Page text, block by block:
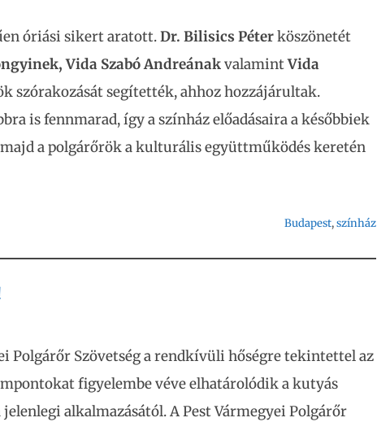
óriási sikert aratott.Dr. Bilisics Péterköszönetét
Vida Szabó AndreánakvalamintVida
szórakozását segítették, ahhoz hozzájárultak.
is fennmarad, így a színház előadásaira a későbbiek
a polgárőrök a kulturális együttműködés keretén
Budapest, színház
Polgárőr Szövetség a rendkívüli hőségre tekintettel az
figyelembe véve elhatárolódik a kutyás
alkalmazásától. A Pest Vármegyei Polgárőr